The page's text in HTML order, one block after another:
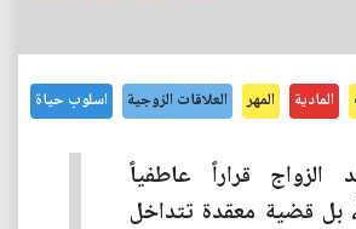
المادية المهر العلاقات الزوجية اسلوب حياة
الزواج قراراً عاطفياً
بل قضية معقدة تتداخل